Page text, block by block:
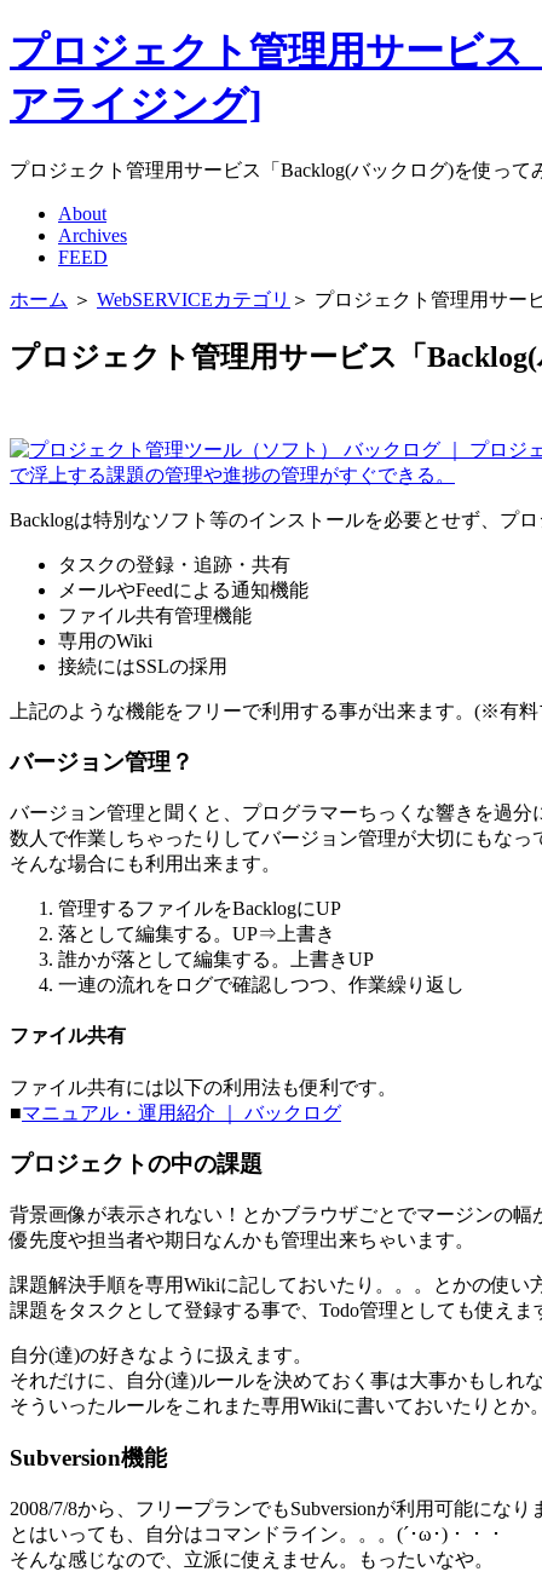
プロジェクト管理用サービ
アライジング]
プロジェクト管理用サービス「Backlog(バックログ)を使って
About
Archives
FEED
ホーム ＞ WebSERVICEカテゴリ ＞ プロジェクト管理用サー
プロジェクト管理用サービス「
で浮上する課題の管理や進捗の管理がすぐできる。
Backlogは特別なソフト等のインストールを必要とせず、プ
タスクの登録・追跡・共有
メールやFeedによる通知機能
ファイル共有管理機能
専用のWiki
接続にはSSLの採用
上記のような機能をフリーで利用する事が出来ます。(※有
バージョン管理？
バージョン管理と聞くと、プログラマーちっくな響きを過
数人で作業しちゃったりしてバージョン管理が大切にもなっ
そんな場合にも利用出来ます。
管理するファイルをBacklogにUP
落として編集する。UP⇒上書き
誰かが落として編集する。上書きUP
一連の流れをログで確認しつつ、作業繰り返し
ファイル共有
ファイル共有には以下の利用法も便利です。
■マニュアル・運用紹介 ｜ バックログ
プロジェクトの中の課題
背景画像が表示されない！とかブラウザごとでマージンの
優先度や担当者や期日なんかも管理出来ちゃいます。
課題解決手順を専用Wikiに記しておいたり。。。とかの使い
課題をタスクとして登録する事で、Todo管理としても使えま
自分(達)の好きなように扱えます。
それだけに、自分(達)ルールを決めておく事は大事かもしれな
そういったルールをこれまた専用Wikiに書いておいたりとか。
Subversion機能
2008/7/8から、フリープランでもSubversionが利用可能になり
とはいっても、自分はコマンドライン。。。(´･ω･)・・・
そんな感じなので、立派に使えません。もったいなや。